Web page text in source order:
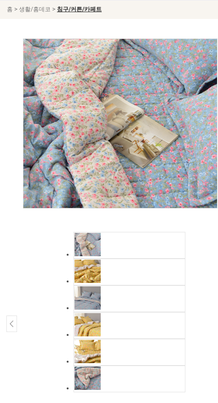
홈 > 생활/홈데코 > 침구/커튼/카페트